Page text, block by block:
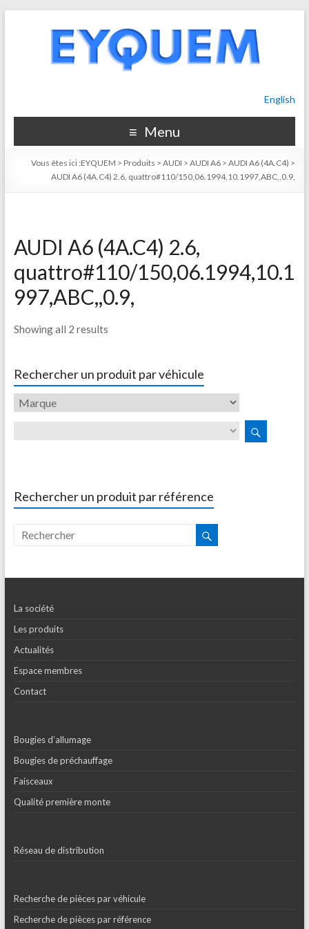
English
Menu
Vous êtes ici :EYQUEM > Produits >AUDI >AUDI A6 >AUDI A6 (4A.C4) >
AUDI A6 (4A.C4) 2.6, quattro#110/150,06.1994,10.1997,ABC,,0.9,
AUDI A6 (4A.C4) 2.6,
quattro#110/150,06.1994,10.1
997,ABC,,0.9,
Showing all 2 results
Rechercher un produit par véhicule
Rechercher un produit par référence
La société
Les produits
Actualités
Espace membres
Contact
Bougies d’allumage
Bougies de préchauffage
Faisceaux
Qualité première monte
Réseau de distribution
Recherche de pièces par véhicule
Recherche de pièces par référence